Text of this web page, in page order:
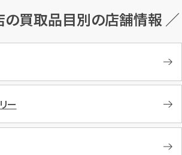
買取品目別の店舗情報 ／
ー